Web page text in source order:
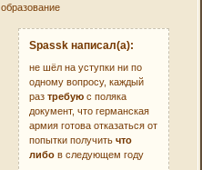
образование
Spassk написал(а):
не шёл на уступки ни по
одному вопросу, каждый
разтребую с поляка
документ, что германская
армия готова отказаться от
попытки получитьчто
либо в следующем году